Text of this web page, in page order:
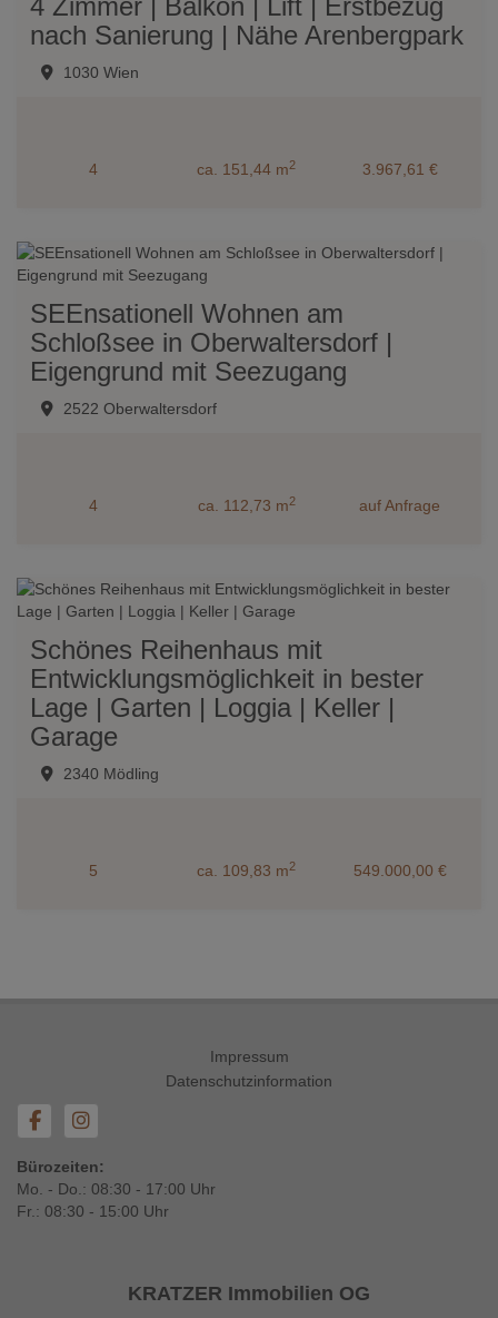
4 Zimmer | Balkon | Lift | Erstbezug
nach Sanierung | Nähe Arenbergpark
1030 Wien
4 ca. 151,44 m2 3.967,61 €
SEEnsationell Wohnen am
Schloßsee in Oberwaltersdorf |
Eigengrund mit Seezugang
2522 Oberwaltersdorf
4 ca. 112,73 m2 auf Anfrage
Schönes Reihenhaus mit
Entwicklungsmöglichkeit in bester
Lage | Garten | Loggia | Keller |
Garage
2340 Mödling
5 ca. 109,83 m2 549.000,00 €
Impressum
Datenschutzinformation
Bürozeiten:
Mo. - Do.: 08:30 - 17:00 Uhr
Fr.: 08:30 - 15:00 Uhr
KRATZER Immobilien OG